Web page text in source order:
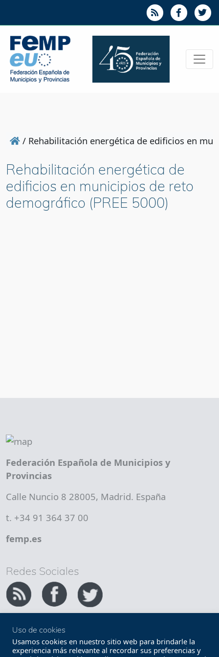
/ Rehabilitación energética de edificios en
Rehabilitación energética de
edificios en municipios de reto
demográfico (PREE 5000)
Federación Española de Municipios y
Provincias
Calle Nuncio 8 28005, Madrid. España
t. +34 91 364 37 00
femp.es
Redes Sociales
Copyright FEMP
Accesibilidad
Uso de cookies
Usamos cookies en nuestro sitio web para brindarle la
experiencia más relevante al recordar sus preferencias y